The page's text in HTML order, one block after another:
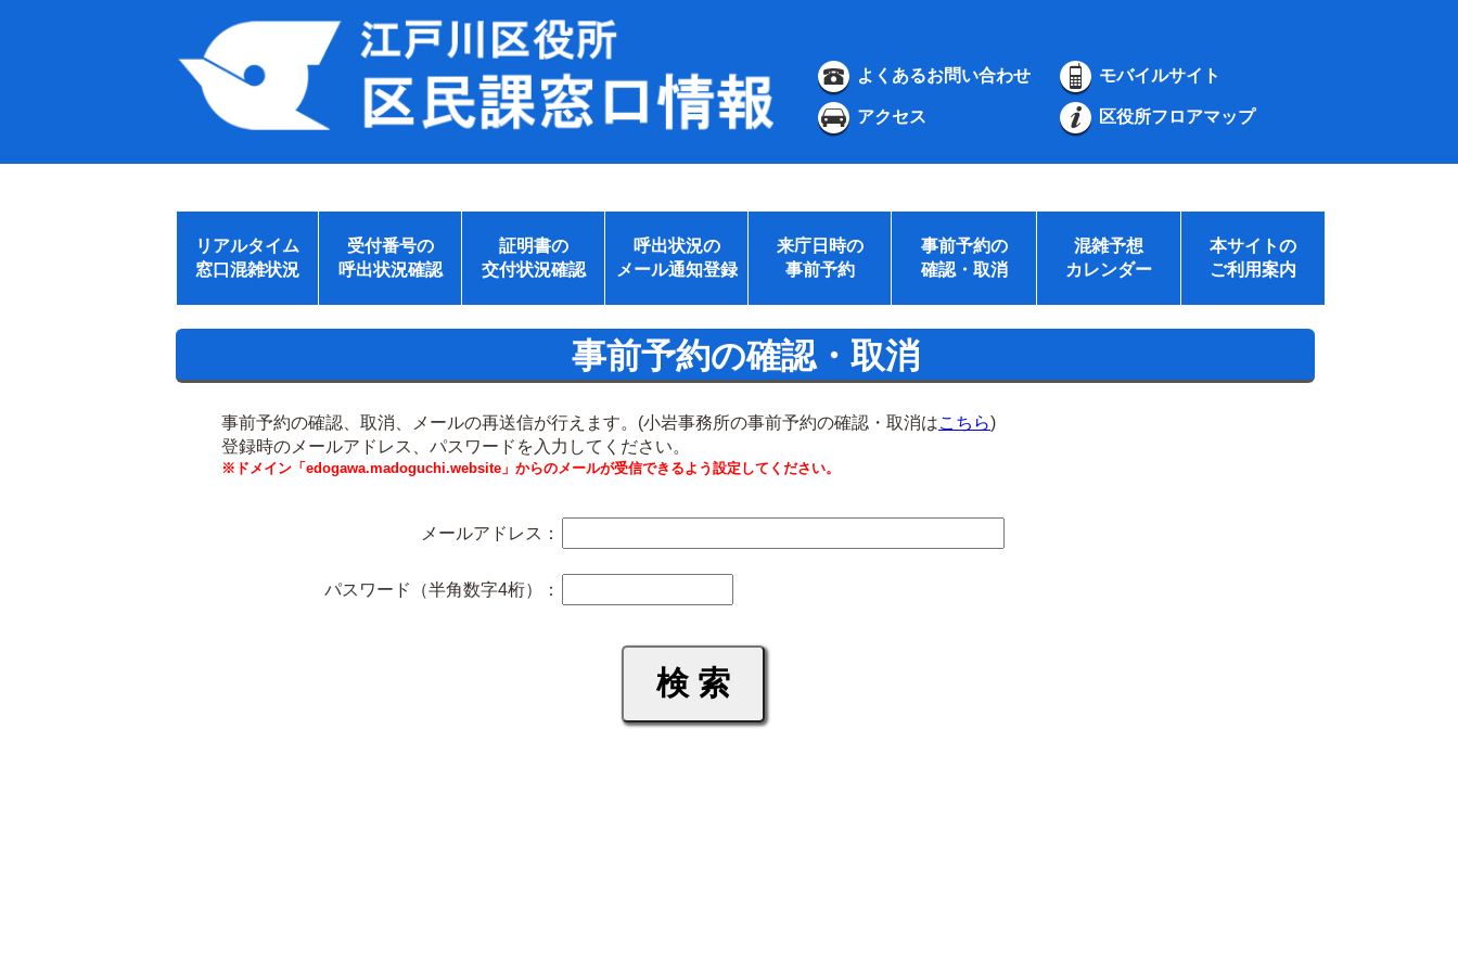
よくあるお問い合わせ モバイルサイト
アクセス 区役所フロアマップ
リアルタイム
窓口混雑状況
受付番号の
呼出状況確認
証明書の
交付状況確認
呼出状況の
メール通知登録
来庁日時の
事前予約
事前予約の
確認・取消
混雑予想
カレンダー
本サイトの
ご利用案内
事前予約の確認・取消
事前予約の確認、取消、メールの再送信が行えます。(小岩事務所の事前予約の確認・取消はこちら)
登録時のメールアドレス、パスワードを入力してください。
※ドメイン「edogawa.madoguchi.website」からのメールが受信できるよう設定してください。
メールアドレス：
パスワード（半角数字4桁）：